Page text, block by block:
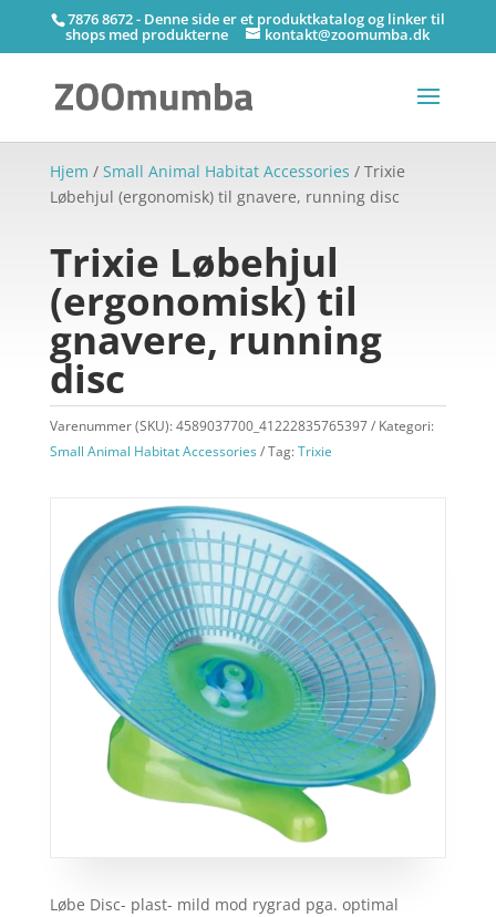
7876 8672 - Denne side er et produktkatalog og linker til
shops med produkterne kontakt@zoomumba.dk
Hjem / Small Animal Habitat Accessories / Trixie
Løbehjul (ergonomisk) til gnavere, running disc
Trixie Løbehjul
(ergonomisk) til
gnavere, running
disc
Varenummer (SKU):4589037700_41222835765397
Kategori:
Small Animal Habitat Accessories
Tag:Trixie
Løbe Disc- plast- mild mod rygrad pga. optimal